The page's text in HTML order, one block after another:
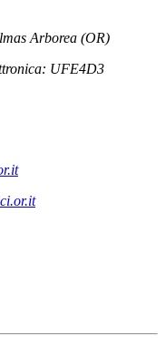
Arborea (OR)
UFE4D3